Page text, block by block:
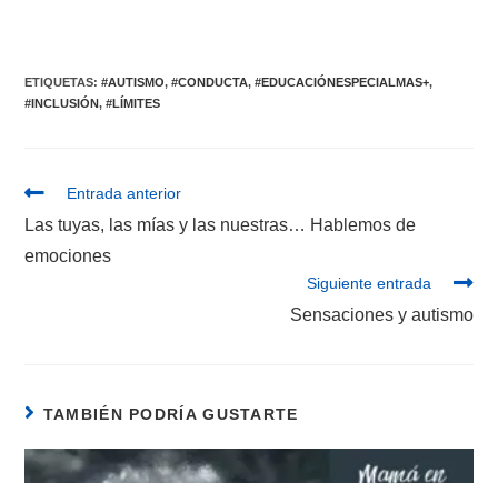
ETIQUETAS:#AUTISMO, #CONDUCTA, #EDUCACIÓNESPECIALMAS+,
#INCLUSIÓN, #LÍMITES
Entrada anterior
Las tuyas, las mías y las nuestras… Hablemos de
emociones
Siguiente entrada
Sensaciones y autismo
TAMBIÉN PODRÍA GUSTARTE